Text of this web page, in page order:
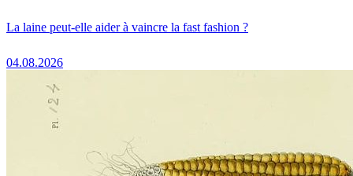
La laine peut-elle aider à vaincre la fast fashion ?
04.08.2026